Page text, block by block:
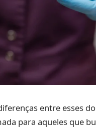
entre esses
para aqueles que